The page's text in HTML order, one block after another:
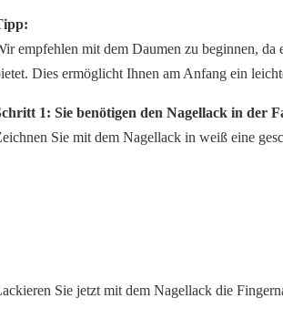
empfehlen mit dem Daumen zu beginnen, da
Dies ermöglicht Ihnen am Anfang ein
1: Sie benötigen den Nagellack in der
Sie mit dem Nagellack in weiß eine
Sie jetzt mit dem Nagellack die